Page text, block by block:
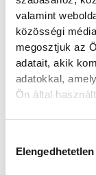
valamint
közösségi
megosztjuk az
adatait, akik
adatokkal,
Ön által
Elengedhetetlen